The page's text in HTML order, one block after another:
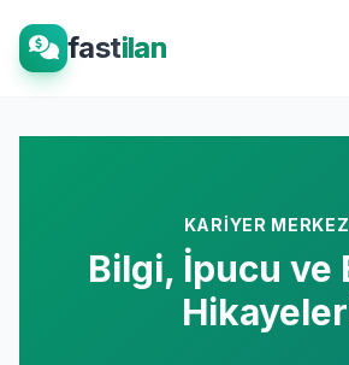
fastilan
KARIYER
Bilgi, İpucu ve